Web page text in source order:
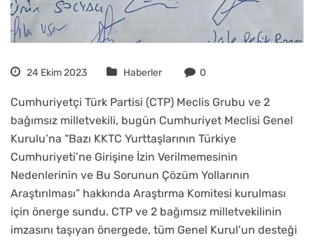
24 Ekim 2023 Haberler 0
Cumhuriyetçi Türk Partisi (CTP) Meclis Grubu ve 2
bağımsız milletvekili, bugün Cumhuriyet Meclisi Genel
Kurulu’na “Bazı KKTC Yurttaşlarının Türkiye
Cumhuriyeti’ne Girişine İzin Verilmemesinin
Nedenlerinin ve Bu Sorunun Çözüm Yollarının
Araştırılması” hakkında Araştırma Komitesi kurulması
için önerge sundu. CTP ve 2 bağımsız milletvekilinin
imzasını taşıyan önergede, tüm Genel Kurul’un desteği